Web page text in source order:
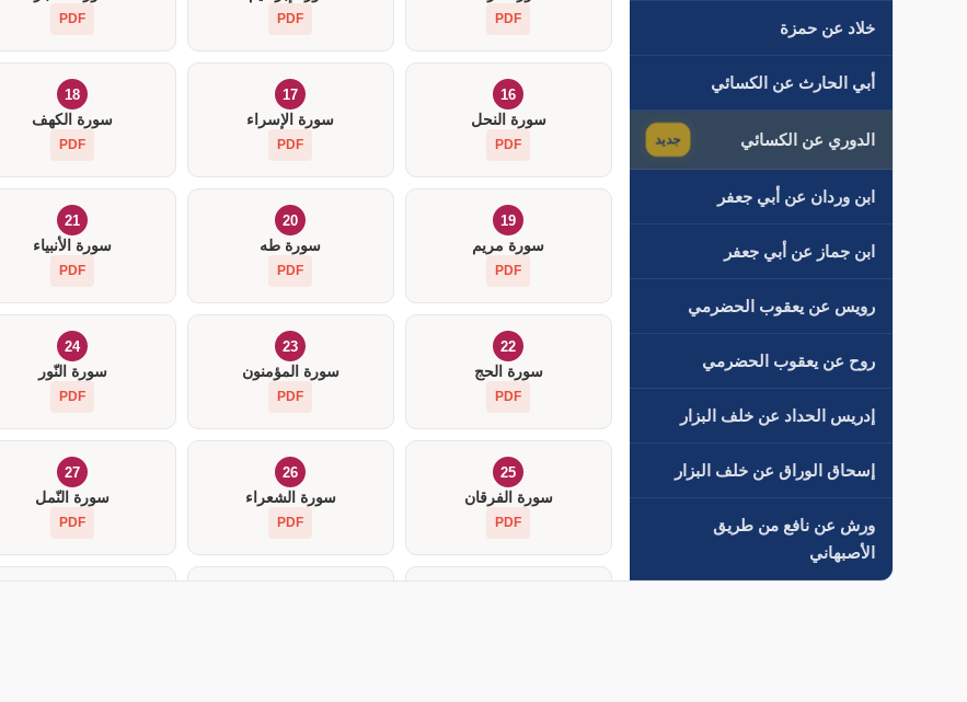
خلاد عن حمزة
أبي الحارث عن الكسائي
الدوري عن الكسائي جديد
ابن وردان عن أبي جعفر
ابن جماز عن أبي جعفر
رويس عن يعقوب الحضرمي
روح عن يعقوب الحضرمي
إدريس الحداد عن خلف البزار
إسحاق الوراق عن خلف البزار
ورش عن نافع من طريق
الأصبهاني
PDF
PDF
PDF
16
سورة النحل
PDF
17
سورة الإسراء
PDF
18
سورة الكهف
PDF
19
سورة مريم
PDF
20
سورة طه
PDF
21
سورة الأنبياء
PDF
22
سورة الحج
PDF
23
سورة المؤمنون
PDF
24
سورة النّور
PDF
25
سورة الفرقان
PDF
26
سورة الشعراء
PDF
27
سورة النّمل
PDF